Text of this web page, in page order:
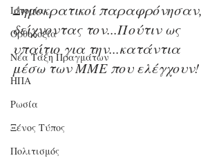
Ιστορία
Ορθοδοξία
Νέα Τάξη Πραγμάτων
ΗΠΑ
Ρωσία
Ξένος Τύπος
Πολιτισμός
Δημοκρατικοί παραφρόνησαν,
δείχνοντας τον...Πούτιν ως
υπαίτιο για την...κατάντια
μέσω των ΜΜΕ που ελέγχουν!